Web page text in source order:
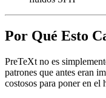
Por Qué Esto
PreTeXt no es
patrones que antes eran
costosos para poner en el